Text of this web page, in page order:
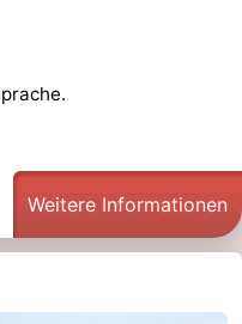
Weitere Informationen